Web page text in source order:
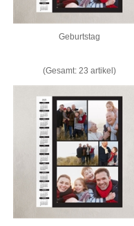
Geburtstag
(Gesamt: 23 artikel)